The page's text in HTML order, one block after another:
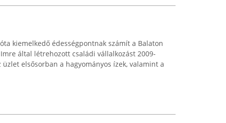
kiemelkedő édességpontnak számít a Balaton
által létrehozott családi vállalkozást 2009-
elsősorban a hagyományos ízek, valamint a